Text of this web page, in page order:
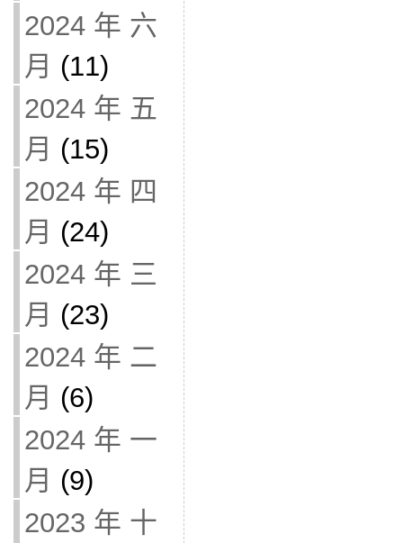
2024 年 六
月 (11)
2024 年 五
月 (15)
2024 年 四
月 (24)
2024 年 三
月 (23)
2024 年 二
月 (6)
2024 年 一
月 (9)
2023 年 十